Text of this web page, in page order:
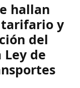
hallan
y
del
de